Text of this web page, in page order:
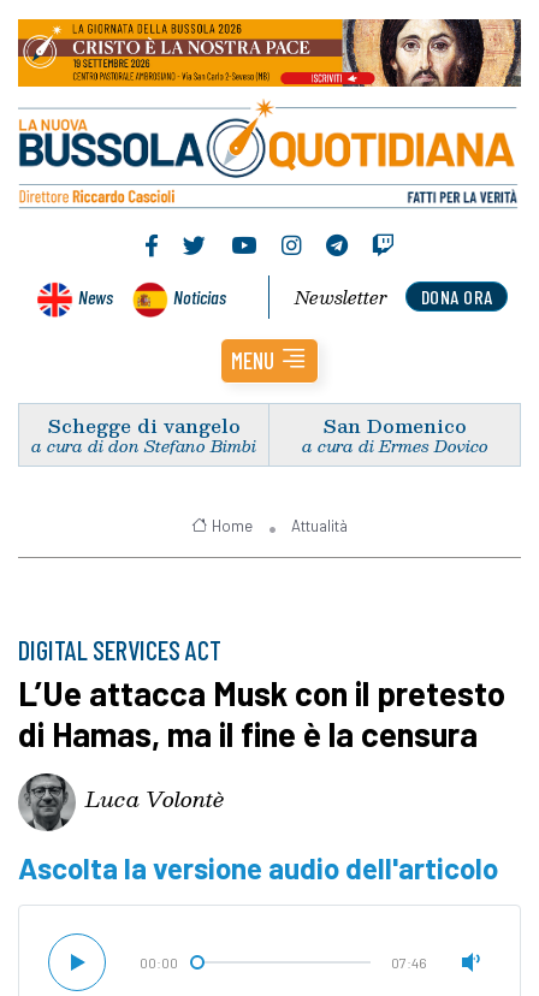
News Noticias DONA ORA
Newsletter
MENU
Schegge di vangelo
a cura di don Stefano Bimbi
San Domenico
a cura di Ermes Dovico
Home Attualità
DIGITAL SERVICES ACT
L’Ue attacca Musk con il pretesto
di Hamas, ma il fine è la censura
Luca Volontè
Ascolta la versione audio dell'articolo
00:00 07:46